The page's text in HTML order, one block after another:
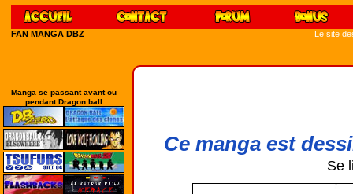
FAN MANGA DBZ Le site
Manga se passant avant ou
pendant Dragon ball
Ce manga est
Se